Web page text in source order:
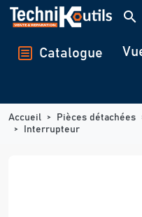
Panneau de gestion des
search
Catalogue
Accueil Pièces détachées
Interrupteur